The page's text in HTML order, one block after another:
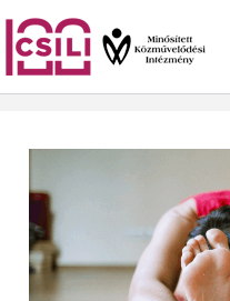
Skip
to
content